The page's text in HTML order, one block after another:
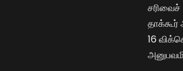
சரிவைச்
தாக்கூர்
16